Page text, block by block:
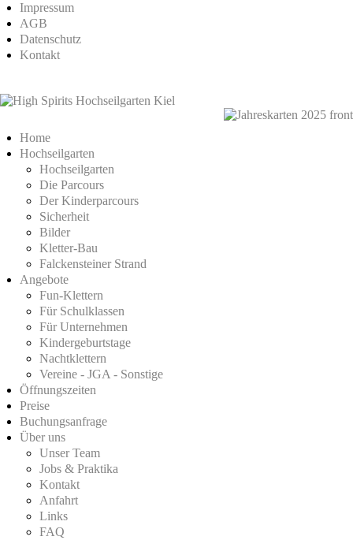
Impressum
AGB
Datenschutz
Kontakt
Home
Hochseilgarten
Hochseilgarten
Die Parcours
Der Kinderparcours
Sicherheit
Bilder
Kletter-Bau
Falckensteiner Strand
Angebote
Fun-Klettern
Für Schulklassen
Für Unternehmen
Kindergeburtstage
Nachtklettern
Vereine - JGA - Sonstige
Öffnungszeiten
Preise
Buchungsanfrage
Über uns
Unser Team
Jobs & Praktika
Kontakt
Anfahrt
Links
FAQ